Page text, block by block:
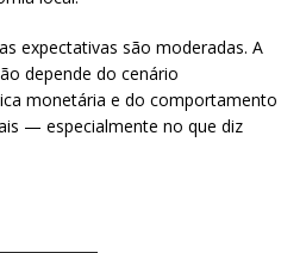
expectativas são moderadas. A
depende do cenário
monetária e do comportamento
— especialmente no que diz